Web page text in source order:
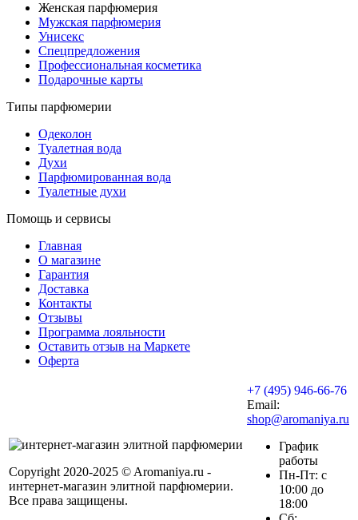
Женская парфюмерия
Мужская парфюмерия
Унисекс
Спецпредложения
Профессиональная косметика
Подарочные карты
Типы парфюмерии
Одеколон
Туалетная вода
Духи
Парфюмированная вода
Туалетные духи
Помощь и сервисы
Главная
О магазине
Гарантия
Доставка
Контакты
Отзывы
Программа лояльности
Оставить отзыв на Маркете
Оферта
Copyright 2020-2025 © Aromaniya.ru -
интернет-магазин элитной парфюмерии.
Все права защищены.
+7 (495) 946-66-76
Email:
shop@aromaniya.ru
График
работы
Пн-Пт: с
10:00 до
18:00